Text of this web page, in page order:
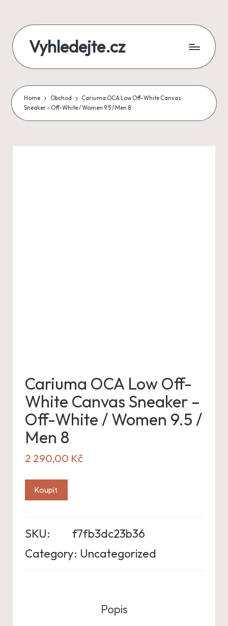
content
Vyhledejte.cz
zájezdy,
recenze,
produkty
půjčky
Home Obchod
Cariuma OCA Low Off-White Canvas
Sneaker – Off-White / Women 9.5 / Men 8
Cariuma OCA Low Off-
White Canvas Sneaker –
Off-White / Women 9.5 /
Men 8
2 290,00 Kč
Koupit
SKU:
f7fb3dc23b36
Category: Uncategorized
Popis